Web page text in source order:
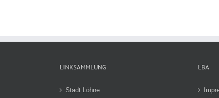
LINKSAMMLUNG
Stadt Löhne
LBA